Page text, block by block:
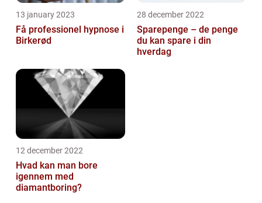
13 january 2023
Få professionel hypnose i
Birkerød
28 december 2022
Sparepenge – de penge
du kan spare i din
hverdag
12 december 2022
Hvad kan man bore
igennem med
diamantboring?